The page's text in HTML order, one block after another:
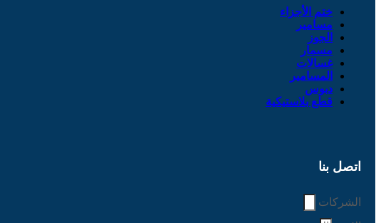
ختم الأجزاء
مسامير
الجوز
مسمار
غسالات
المسامير
دبوس
قطع بلاستيكية
اتصل بنا
الشركات